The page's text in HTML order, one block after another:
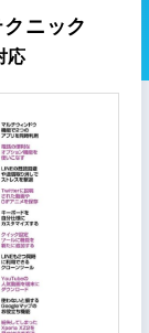
ニック
応